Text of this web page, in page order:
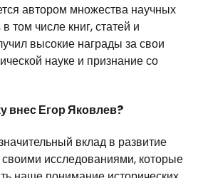
автором множества научных
том числе книг, статей и
высокие награды за свои
науке и признание со
внес Егор Яковлев?
вклад в развитие
своими исследованиями, которые